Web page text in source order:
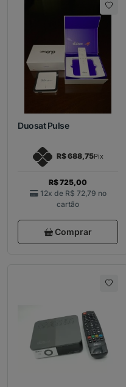
Duosat Pulse
R$ 688,75Pix
R$ 725,00
12x de R$ 72,79 no
cartão
Comprar